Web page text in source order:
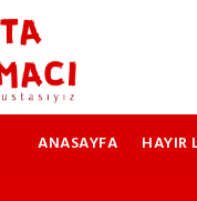
ANASAYFA HAYIR